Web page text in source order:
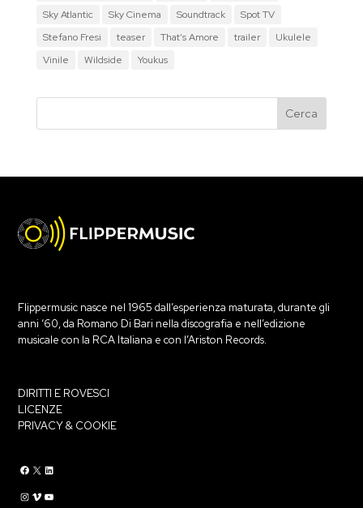
Sky Atlantic
Sky Cinema Soundtrack
Spot TV
Stefano Fresi
teaser That's Amore trailer
Ukulele
Vinile
Wildside Youkus
Flippermusic nasce nel 1965 dall’esperienza maturata, durante gli
anni ‘60, da Romano Di Bari nella discografia e nell’edizione
musicale con la RCA Italiana e con l’Ariston Records.
DIRITTI E ROVESCI
LICENZE
PRIVACY & COOKIE
Flippermusic Facebook Flippermusic Twitter
Flippermusic Linkedin
Flippermusic Instagram Flippermusic Vimeo flippermusic YouTube